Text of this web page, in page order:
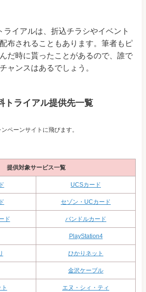
ライアルは、折込チラシやイベント
布されることもあります。筆者もピ
だ時に貰ったことがあるので、誰で
ャンスはあるでしょう。
トライアル提供先一覧
ペーンサイトに飛びます。
提供対象サービス一覧
UCSカード
セゾン・UCカード
ド バンドルカード
PlayStation4
ひかりネット
金沢ケーブル
エヌ・シィ・ティ